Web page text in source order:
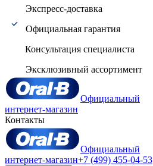
Экспресс-доставка
Официальная гарантия
Консультация специалиста
Эксклюзивный ассортимент
Официальный
интернет-магазин
Контакты
Официальный
интернет-магазин+7 (499) 455-04-53